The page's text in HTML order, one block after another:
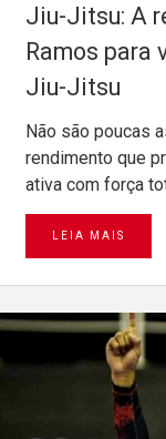
Jiu-Jitsu: A
Ramos para
Jiu-Jitsu
Não são poucas
rendimento que
ativa com força
LEIA MAIS